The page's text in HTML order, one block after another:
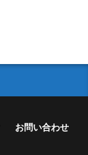
お問い合わせ